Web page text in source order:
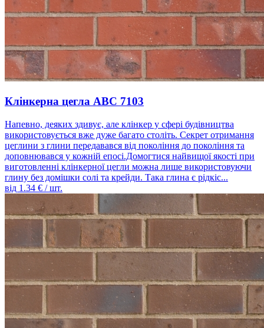
Клінкерна цегла ABC 7103
Напевно, деяких здивує, але клінкер у сфері будівництва
використовується вже дуже багато століть. Секрет отримання
цеглини з глини передавався від покоління до покоління та
доповнювався у кожній епосі.Домогтися найвищої якості при
виготовленні клінкерної цегли можна лише використовуючи
глину без домішки солі та крейди. Така глина є рідкіс...
від 1.34 € / шт.